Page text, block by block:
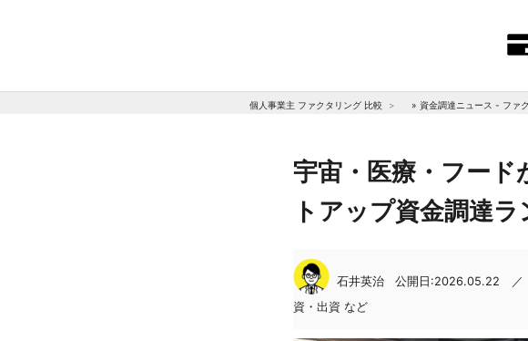
個人事業主 ファクタリング 比較 » 資金調達ニュース - ファ
宇宙・医療・フード
トアップ資金調達
石井英治 公開日:2026.05.22
資・出資 など